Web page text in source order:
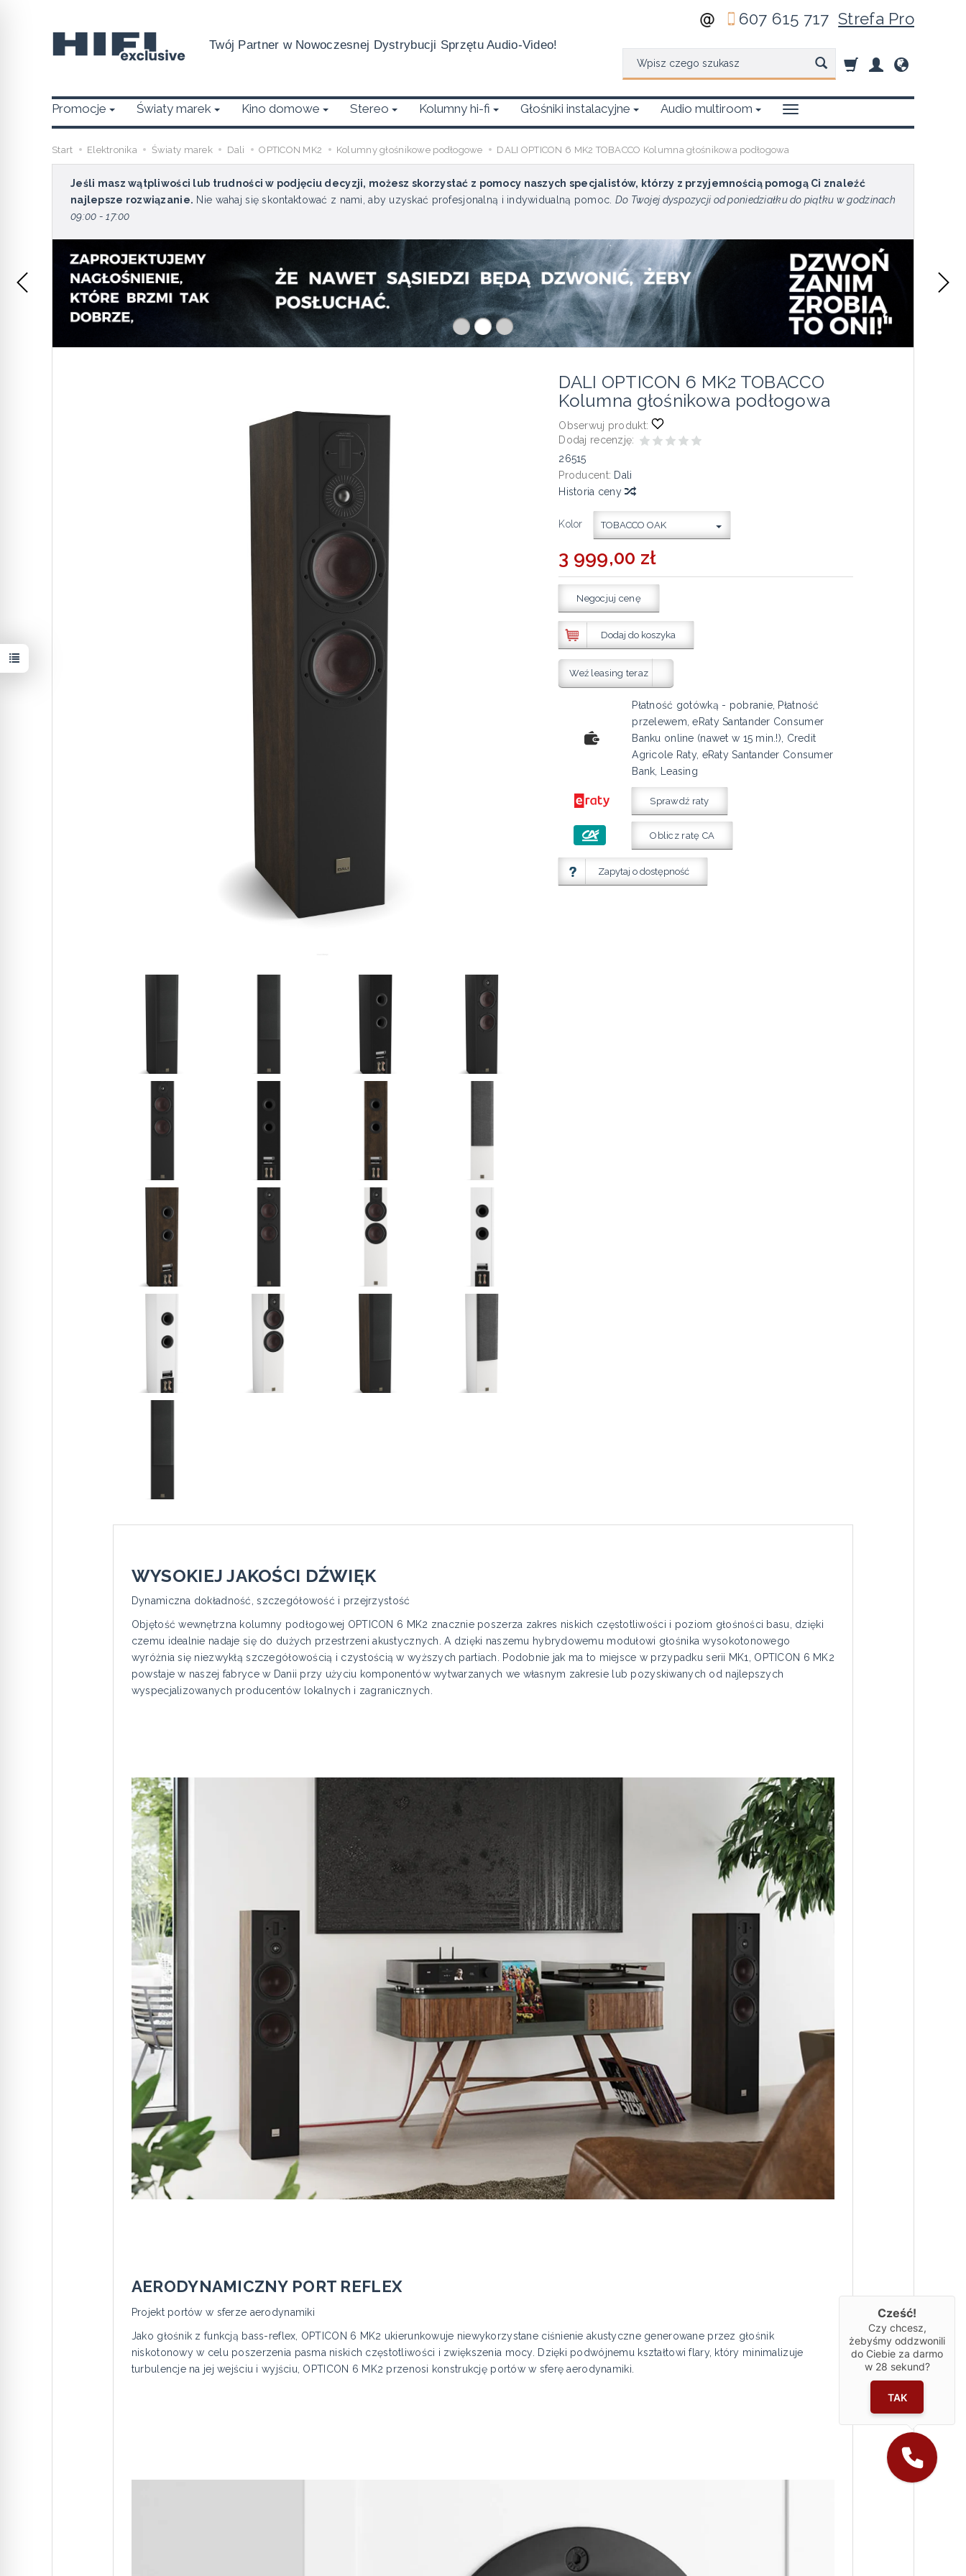
Twój Partner w Nowoczesnej Dystrybucji Sprzętu Audio-Video!
607 615 717Strefa Pro
Promocje Światy marek Kino domowe Stereo Kolumny hi-fi Głośniki instalacyjne Audio multiroom
Start Elektronika Światy marek Dali OPTICON MK2 Kolumny głośnikowe podłogowe DALI OPTICON 6 MK2 TOBACCO Kolumna głośnikowa podłogowa
Jeśli masz wątpliwości lub trudności w podjęciu decyzji, możesz skorzystać z pomocy naszych specjalistów, którzy z przyjemnością pomogą Ci znaleźć
najlepsze rozwiązanie. Nie wahaj się skontaktować z nami, aby uzyskać profesjonalną i indywidualną pomoc. Do Twojej dyspozycji od poniedziałku do piątku w godzinach
09:00 - 17:00
DALI OPTICON 6 MK2 TOBACCO
Kolumna głośnikowa podłogowa
Obserwuj produkt:
Dodaj recenzję:
26515
Producent: Dali
Historia ceny
Kolor TOBACCO OAK
3 999,00 zł
Negocjuj cenę
Dodaj do koszyka
Weź leasing teraz
Płatność gotówką - pobranie, Płatność
przelewem, eRaty Santander Consumer
Banku online (nawet w 15 min.!), Credit
Agricole Raty, eRaty Santander Consumer
Bank, Leasing
Sprawdź raty
Oblicz ratę CA
Zapytaj o dostępność
WYSOKIEJ JAKOŚCI DŹWIĘK
Dynamiczna dokładność, szczegółowość i przejrzystość
Objętość wewnętrzna kolumny podłogowej OPTICON 6 MK2 znacznie poszerza zakres niskich częstotliwości i poziom głośności basu, dzięki
czemu idealnie nadaje się do dużych przestrzeni akustycznych. A dzięki naszemu hybrydowemu modułowi głośnika wysokotonowego
wyróżnia się niezwykłą szczegółowością i czystością w wyższych partiach. Podobnie jak ma to miejsce w przypadku serii MK1, OPTICON 6 MK2
powstaje w naszej fabryce w Danii przy użyciu komponentów wytwarzanych we własnym zakresie lub pozyskiwanych od najlepszych
wyspecjalizowanych producentów lokalnych i zagranicznych.
AERODYNAMICZNY PORT REFLEX
Projekt portów w sferze aerodynamiki
Jako głośnik z funkcją bass-reflex, OPTICON 6 MK2 ukierunkowuje niewykorzystane ciśnienie akustyczne generowane przez głośnik
niskotonowy w celu poszerzenia pasma niskich częstotliwości i zwiększenia mocy. Dzięki podwójnemu kształtowi flary, który minimalizuje
turbulencje na jej wejściu i wyjściu, OPTICON 6 MK2 przenosi konstrukcję portów w sferę aerodynamiki.
Cześć!
Czy chcesz,
żebyśmy oddzwonili
do Ciebie za darmo
w 28 sekund?
TAK